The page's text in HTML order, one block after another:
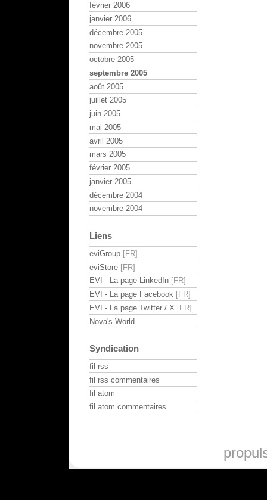
février 2006
janvier 2006
décembre 2005
novembre 2005
octobre 2005
septembre 2005
août 2005
juillet 2005
juin 2005
mai 2005
avril 2005
mars 2005
février 2005
janvier 2005
décembre 2004
novembre 2004
Liens
eviGroup
eviStore
EVI - La page LinkedIn
EVI - La page Facebook
EVI - La page Twitter / X
Nova's World
Syndication
fil rss
fil rss commentaires
fil atom
fil atom commentaires